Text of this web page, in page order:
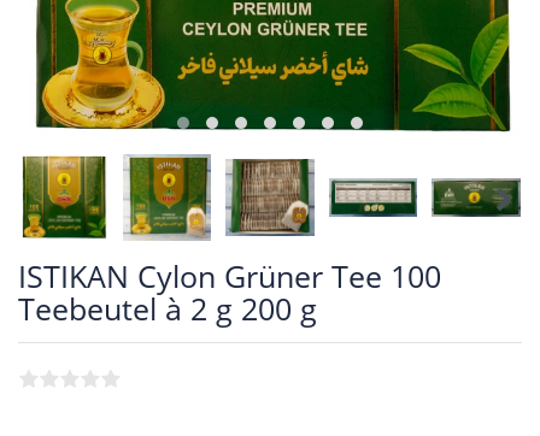
ISTIKAN Cylon Grüner Tee 100
Teebeutel à 2 g 200 g